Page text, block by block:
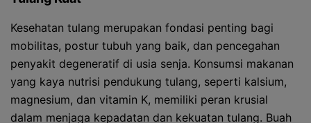
Kesehatan tulang merupakan fondasi penting bagi
mobilitas, postur tubuh yang baik, dan pencegahan
penyakit degeneratif di usia senja. Konsumsi makanan
yang kaya nutrisi pendukung tulang, seperti kalsium,
magnesium, dan vitamin K, memiliki peran krusial
dalam menjaga kepadatan dan kekuatan tulang. Buah